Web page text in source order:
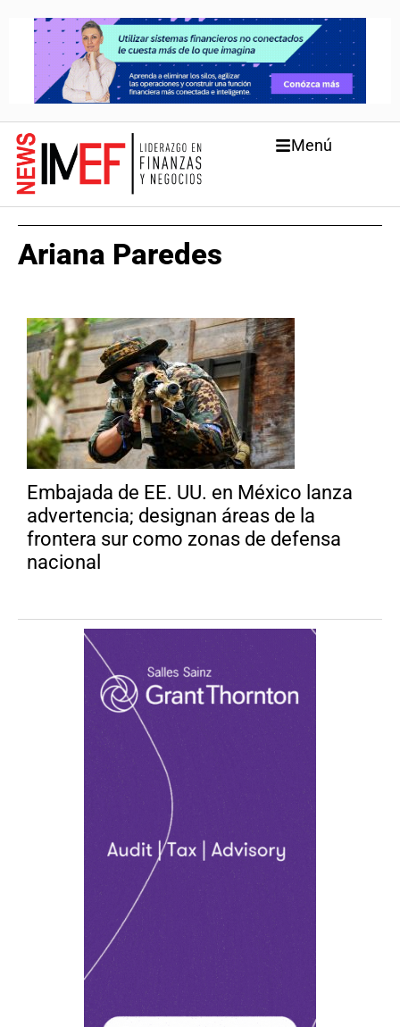
Menú
Ariana Paredes
Embajada de EE. UU. en México lanza
advertencia; designan áreas de la
frontera sur como zonas de defensa
nacional